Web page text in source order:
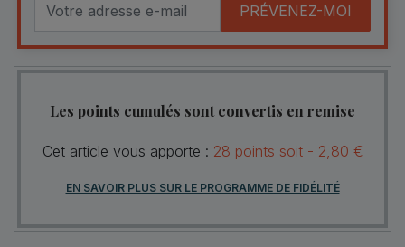
PRÉVENEZ-MOI
Les points cumulés sont convertis en remise
Cet article vous apporte : 28 points soit - 2,80 €
EN SAVOIR PLUS SUR LE PROGRAMME DE FIDÉLITÉ